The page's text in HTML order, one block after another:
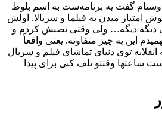
گفت یه برنامه‌ست به اسم بلوط
امتیاز میدن به فیلما و سریالا. اولش
دیگه دیگه… ولی وقتی نصبش کردم و
این یه چیز متفاوته. یعنی واقعاً
توی دنیای تماشای فیلم و سریال
ساعتها وقتتو تلف کنی برای پیدا